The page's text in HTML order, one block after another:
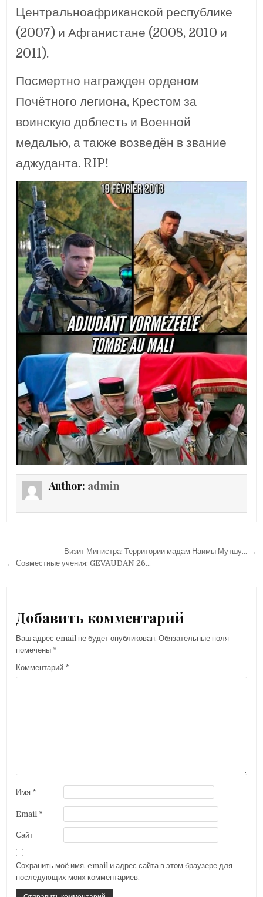
Центральноафриканской республике
(2007) и Афганистане (2008, 2010 и
2011).
Посмертно награжден орденом
Почётного легиона, Крестом за
воинскую доблесть и Военной
медалью, а также возведён в звание
аджуданта. RIP!
Author: admin
Навигация
по
Визит Министра: Территории мадам Наимы Мутшу… →
← Совместные учения: GEVAUDAN 26…
Добавить комментарий
Ваш адрес email не будет опубликован. Обязательные поля
помечены *
Комментарий *
Имя *
Email *
Сайт
Сохранить моё имя, email и адрес сайта в этом браузере для
последующих моих комментариев.